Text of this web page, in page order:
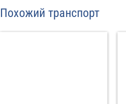
Похожий транспорт